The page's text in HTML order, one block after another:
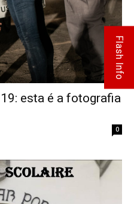
esta é a fotografia
0
Flash Info